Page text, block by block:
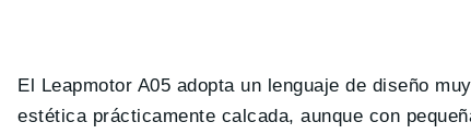
El Leapmotor A05 adopta un lenguaje de diseño
estética prácticamente calcada, aunque con